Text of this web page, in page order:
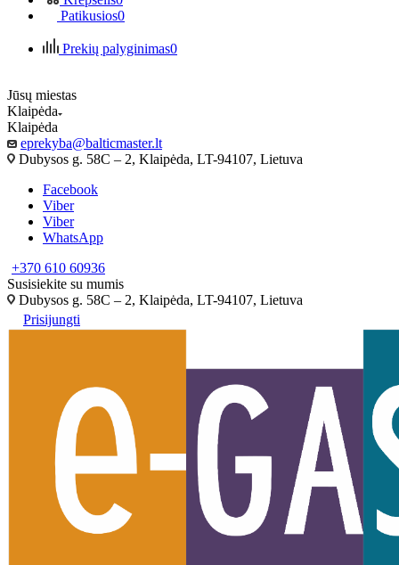
Patikusios0
Prekių palyginimas0
Jūsų miestas
Klaipėda
Klaipėda
eprekyba@balticmaster.lt
Dubysos g. 58C – 2, Klaipėda, LT-94107, Lietuva
Facebook
Viber
Viber
WhatsApp
+370 610 60936
Susisiekite su mumis
Dubysos g. 58C – 2, Klaipėda, LT-94107, Lietuva
Prisijungti